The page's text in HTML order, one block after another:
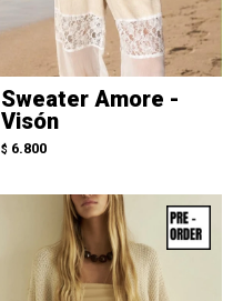
Sweater Amore -
Visón
$ 6.800